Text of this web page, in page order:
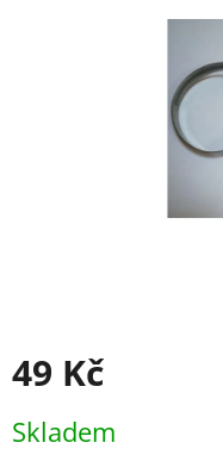
49 Kč
cena:
Skladem